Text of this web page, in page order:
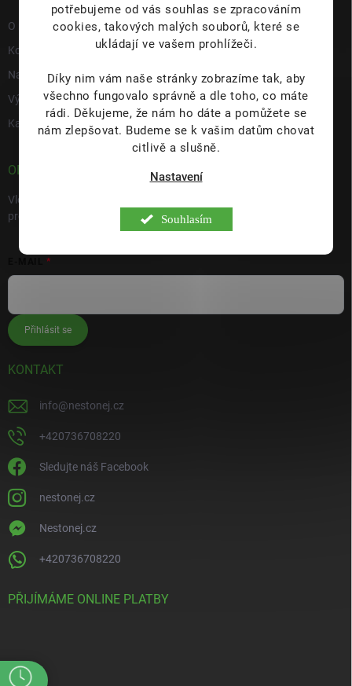
potřebujeme od vás souhlas se zpracováním
cookies, takových malých souborů, které se
ukládají ve vašem prohlížeči.
Díky nim vám naše stránky zobrazíme tak, aby
všechno fungovalo správně a dle toho, co máte
rádi. Děkujeme, že nám ho dáte a pomůžete se
nám zlepšovat. Budeme se k vašim datům chovat
citlivě a slušně.
Nastavení
Souhlasím
O nás
Kontakty
Napište nám
Výdejní místo s prodejnou Hulín
Kariéra
ODEBÍRAT NEWSLETTER
Vložte svůj e-mail a my vám budeme zasílat informace o nových
produktech na našem e-shopu.
Přihlásit se
KONTAKT
info@nestonej.cz
+420736708220
Sledujte náš Facebook
nestonej.cz
Nestonej.cz
+420736708220
PŘIJÍMÁME ONLINE PLATBY